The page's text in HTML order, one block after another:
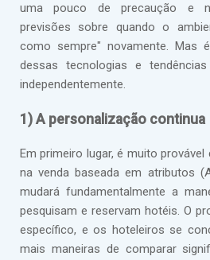
uma pouco de precaução e
previsões sobre quando o
como sempre" novamente. Mas
dessas tecnologias e
independentemente.
1) A personalização continua
Em primeiro lugar, é muito
na venda baseada em atributos
mudará fundamentalmente a
pesquisam e reservam hotéis. O
específico, e os hoteleiros se
mais maneiras de comparar